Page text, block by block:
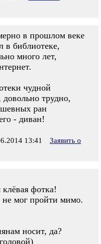
в прошлом веке
в библиотеке,
много лет,
чудной
трудно,
ран
- диван!
13:41
Заявить о
фотка!
мог пройти мимо.
носит, да?